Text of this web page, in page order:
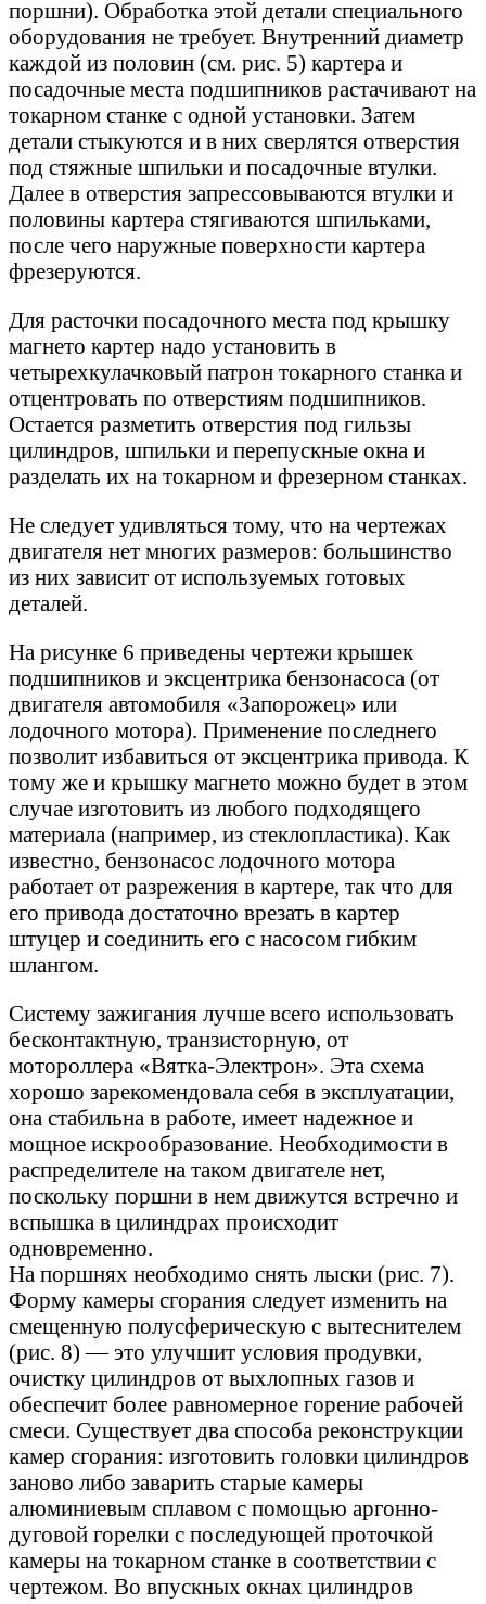
поршни). Обработка этой детали специального
оборудования не требует. Внутренний диаметр
каждой из половин (см. рис. 5) картера и
посадочные места подшипников растачивают на
токарном станке с одной установки. Затем
детали стыкуются и в них сверлятся отверстия
под стяжные шпильки и посадочные втулки.
Далее в отверстия запрессовываются втулки и
половины картера стягиваются шпильками,
после чего наружные поверхности картера
фрезеруются.
Для расточки посадочного места под крышку
магнето картер надо установить в
четырехкулачковый патрон токарного станка и
отцентровать по отверстиям подшипников.
Остается разметить отверстия под гильзы
цилиндров, шпильки и перепускные окна и
разделать их на токарном и фрезерном станках.
Не следует удивляться тому, что на чертежах
двигателя нет многих размеров: большинство
из них зависит от используемых готовых
деталей.
На рисунке 6 приведены чертежи крышек
подшипников и эксцентрика бензонасоса (от
двигателя автомобиля «Запорожец» или
лодочного мотора). Применение последнего
позволит избавиться от эксцентрика привода. К
тому же и крышку магнето можно будет в этом
случае изготовить из любого подходящего
материала (например, из стеклопластика). Как
известно, бензонасос лодочного мотора
работает от разрежения в картере, так что для
его привода достаточно врезать в картер
штуцер и соединить его с насосом гибким
шлангом.
Систему зажигания лучше всего использовать
бесконтактную, транзисторную, от
мотороллера «Вятка-Электрон». Эта схема
хорошо зарекомендовала себя в эксплуатации,
она стабильна в работе, имеет надежное и
мощное искрообразование. Необходимости в
распределителе на таком двигателе нет,
поскольку поршни в нем движутся встречно и
вспышка в цилиндрах происходит
одновременно.
На поршнях необходимо снять лыски (рис. 7).
Форму камеры сгорания следует изменить на
смещенную полусферическую с вытеснителем
(рис. 8) — это улучшит условия продувки,
очистку цилиндров от выхлопных газов и
обеспечит более равномерное горение рабочей
смеси. Существует два способа реконструкции
камер сгорания: изготовить головки цилиндров
заново либо заварить старые камеры
алюминиевым сплавом с помощью аргонно-
дуговой горелки с последующей проточкой
камеры на токарном станке в соответствии с
чертежом. Во впускных окнах цилиндров